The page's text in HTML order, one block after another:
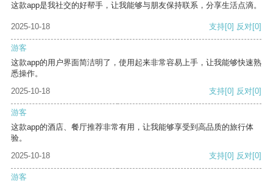
这款app是我社交的好帮手，让我能够与朋友保持联系，分享生活点滴。
2025-10-18 支持[0] 反对[0]
游客
这款app的用户界面简洁明了，使用起来非常容易上手，让我能够快速熟
悉操作。
2025-10-18
支持[0] 反对[0]
游客
这款app的酒店、餐厅推荐非常有用，让我能够享受到高品质的旅行体
验。
2025-10-18
支持[0] 反对[0]
游客